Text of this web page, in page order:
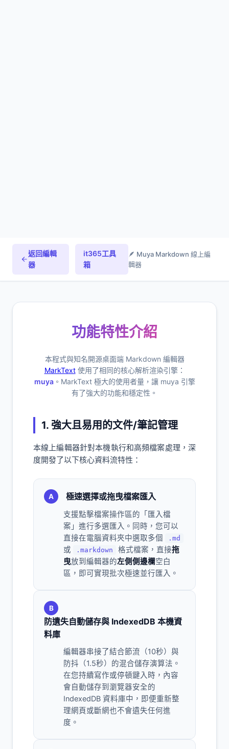
返回編輯
器
it365工具
箱
🪶 Muya Markdown 線上編
輯器
功能特性介紹
本程式與知名開源桌面端 Markdown 編輯器
MarkText使用了相同的核心解析渲染引擎：
muya。MarkText 極大的使用者量，讓 muya 引擎
有了強大的功能和穩定性。
1. 強大且易用的文件/筆記管理
本線上編輯器針對本機執行和高頻檔案處理，深
度開發了以下核心資料流特性：
A 極速選擇或拖曳檔案匯入
支援點擊檔案操作區的「匯入檔
案」進行多選匯入。同時，您可以
直接在電腦資料夾中選取多個
.md
或 .markdown 格式檔案，直接拖
曳放到編輯器的左側側邊欄空白
區，即可實現批次極速並行匯入。
B
防遺失自動儲存與 IndexedDB 本機資
料庫
編輯器串接了結合節流（10秒）與
防抖（1.5秒）的混合儲存演算法。
在您持續寫作或停頓鍵入時，內容
會自動儲存到瀏覽器安全的
IndexedDB 資料庫中，即便重新整
理網頁或斷網也不會遺失任何進
度。